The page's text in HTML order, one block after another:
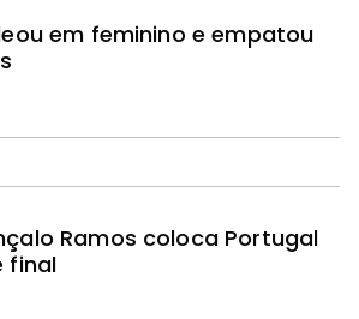
em feminino e empatou
Ramos coloca Portugal
final